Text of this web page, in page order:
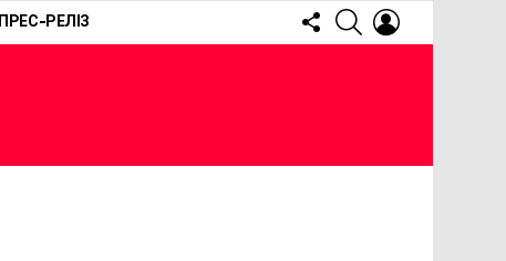
ПРЕС-РЕЛІЗ
FOLLOW
US
SEARCH